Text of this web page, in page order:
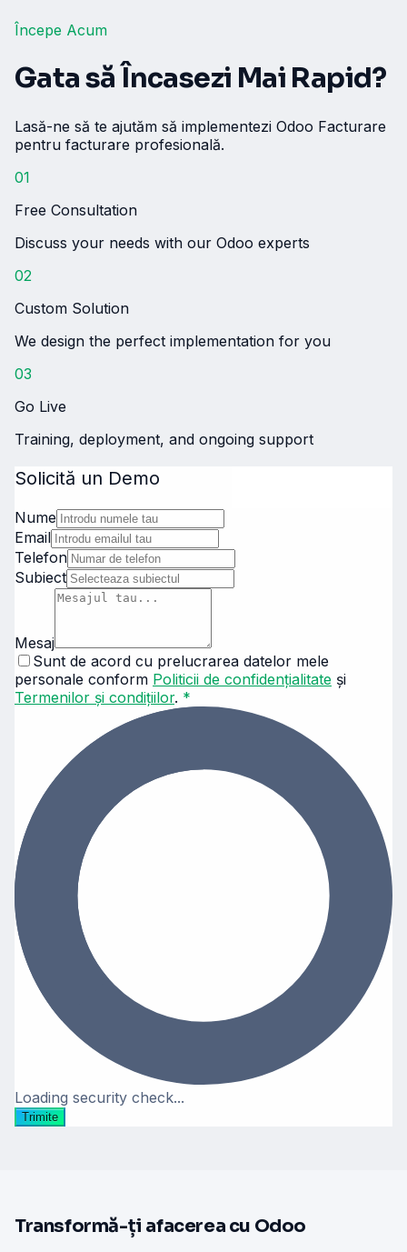
Începe Acum
Gata să Încasezi Mai Rapid?
Lasă-ne să te ajutăm să implementezi Odoo Facturare
pentru facturare profesională.
01
Free Consultation
Discuss your needs with our Odoo experts
02
Custom Solution
We design the perfect implementation for you
03
Go Live
Training, deployment, and ongoing support
Solicită un Demo
Nume
Email
Telefon
Subiect
Mesaj
Sunt de acord cu prelucrarea datelor mele
personale conform Politicii de confidențialitate și
Termenilor și condițiilor. *
Loading security check...
Trimite
Transformă-ți afacerea cu Odoo